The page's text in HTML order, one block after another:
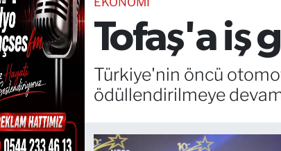
Tofaş'a iş
Türkiye'nin öncü
ödüllendirilmeye
TEKNOLOJİ
CANLI DİNLE
RESMİ İLANLAR
Gencsesfm Canlı Dinle